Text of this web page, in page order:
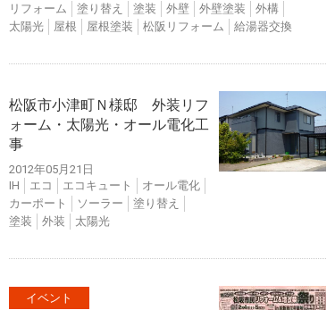
リフォーム
塗り替え 塗装 外壁 外壁塗装
外構
太陽光
屋根 屋根塗装 松阪リフォーム 給湯器交換
松阪市小津町Ｎ様邸 外装リフ
ォーム・太陽光・オール電化工
事
2012年05月21日
IH
エコ エコキュート
オール電化
カーポート
ソーラー
塗り替え
塗装
外装 太陽光
イベント